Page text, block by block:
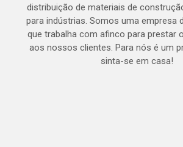
distribuição de materiais de
para indústrias. Somos uma empresa
que trabalha com afinco para prestar
aos nossos clientes. Para nós é um
sinta-se em casa!